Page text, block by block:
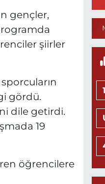
gençler,
şiirler
gördü.
dile getirdi.
19
öğrencilere